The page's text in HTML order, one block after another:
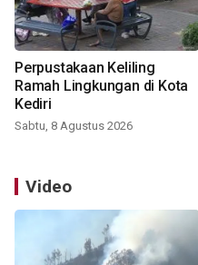
Perpustakaan Keliling
Ramah Lingkungan di Kota
Kediri
Sabtu, 8 Agustus 2026
Video